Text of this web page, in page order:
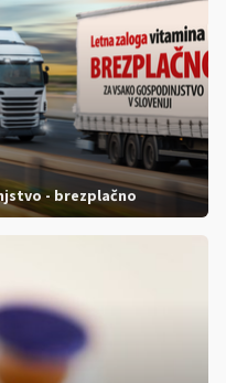
- brezplačno